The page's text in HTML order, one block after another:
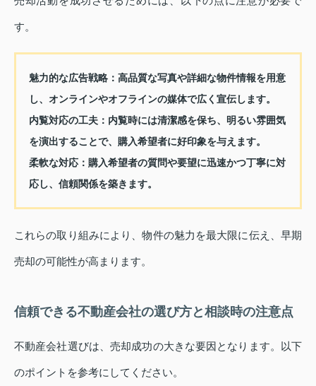
す。
魅力的な広告戦略： 高品質な写真や詳細な物件情報を用意
し、オンラインやオフラインの媒体で広く宣伝します。
内覧対応の工夫： 内覧時には清潔感を保ち、明るい雰囲気
を演出することで、購入希望者に好印象を与えます。
柔軟な対応： 購入希望者の質問や要望に迅速かつ丁寧に対
応し、信頼関係を築きます。
これらの取り組みにより、物件の魅力を最大限に伝え、早期
売却の可能性が高まります。
信頼できる不動産会社の選び方と相談時の注意点
不動産会社選びは、売却成功の大きな要因となります。以下
のポイントを参考にしてください。